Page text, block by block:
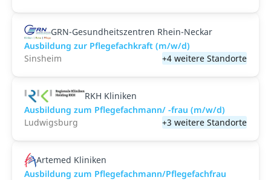
GRN-Gesundheitszentren Rhein-Neckar
Ausbildung zur Pflegefachkraft (m/w/d)
Sinsheim
+4 weitere Standorte
RKH Kliniken
Ausbildung zum Pflegefachmann/ -frau (m/w/d)
Ludwigsburg
+3 weitere Standorte
Artemed Kliniken
Ausbildung zum Pflegefachmann/Pflegefachfrau